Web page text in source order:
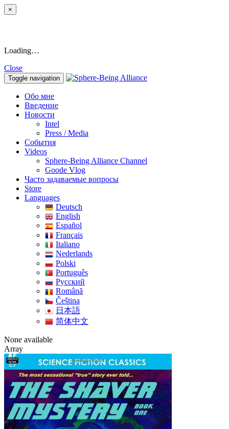
×
Loading…
Close
Toggle navigation
Обо мне
Введение
Новости
Intel
Press / Media
События
Videos
Sphere-Being Alliance Channel
Goode Vlog
Часто задаваемые вопросы
Store
Languages
Deutsch
English
Español
Français
Italiano
Nederlands
Polski
Português
Pусский
Română
Čeština
日本語
简体中文
None available
Array